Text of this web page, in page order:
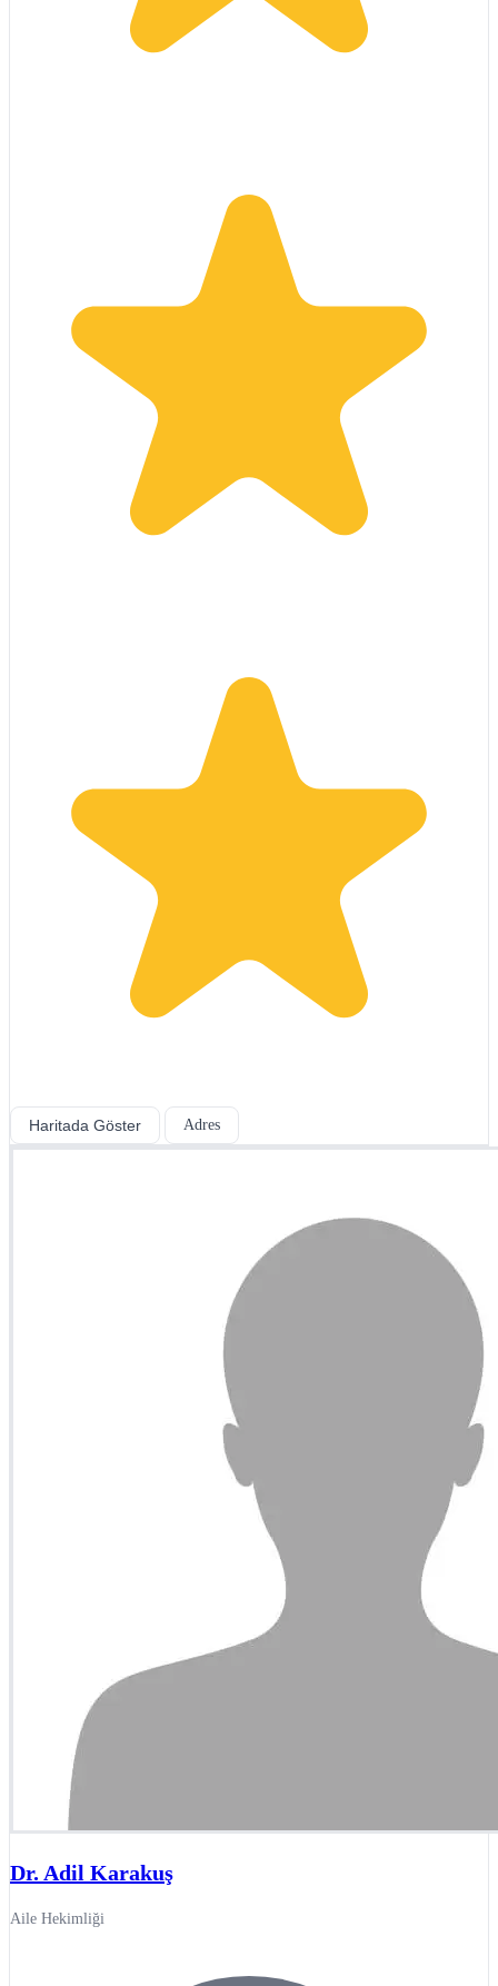
Haritada Göster Adres
Dr. Adil Karakuş
Aile Hekimliği